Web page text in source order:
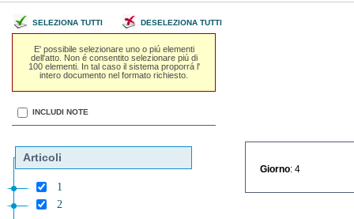
SELEZIONA TUTTI DESELEZIONA TUTTI
E' possibile selezionare uno o piú elementi
dell'atto. Non é consentito selezionare piú di
100 elementi. In tal caso il sistema proporrá l'
intero documento nel formato richiesto.
INCLUDI NOTE
Articoli
1
2
Giorno : 4